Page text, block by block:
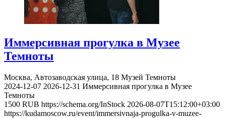
Иммерсивная прогулка в Музее
Темноты
Москва, Автозаводская улица, 18 Музей Темноты
2024-12-07 2026-12-31 Иммерсивная прогулка в Музее
Темноты
1500 RUB https://schema.org/InStock 2026-08-07T15:12:00+03:00
https://kudamoscow.ru/event/immersivnaja-progulka-v-muzee-